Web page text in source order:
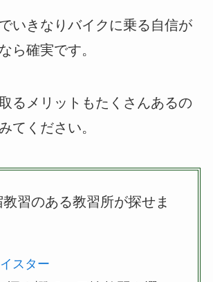
いきなりバイクに乗る自信が
ら確実です。
るメリットもたくさんあるの
てください。
教習のある教習所が探せま
スター